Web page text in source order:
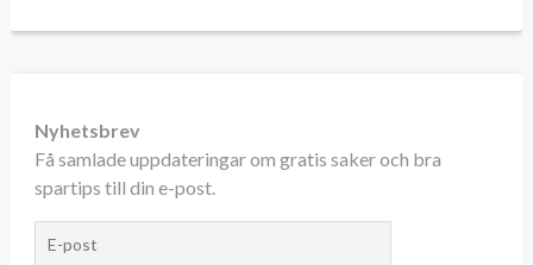
Nyhetsbrev
Få samlade uppdateringar om gratis saker och bra
spartips till din e-post.